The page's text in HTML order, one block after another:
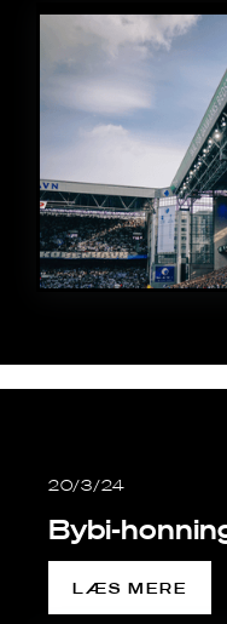
20/3/24
Bybi-
LÆS MERE